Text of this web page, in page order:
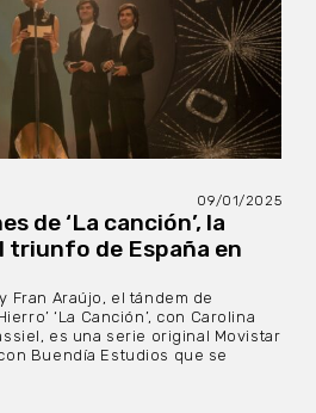
09/01/2025
de ‘La canción’, la
triunfo de España en
Fran Araújo, el tándem de
‘La Canción’, con Carolina
es una serie original Movistar
Buendía Estudios que se